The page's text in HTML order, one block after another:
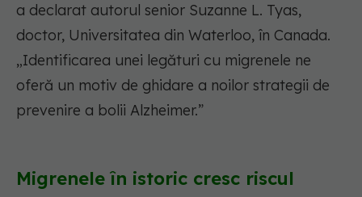
a declarat autorul senior Suzanne L. Tyas,
doctor, Universitatea din Waterloo, în Canada.
„Identificarea unei legături cu migrenele ne
oferă un motiv de ghidare a noilor strategii de
prevenire a bolii Alzheimer.”
Migrenele în istoric cresc riscul